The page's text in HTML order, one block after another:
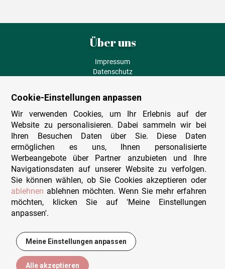
13,95 €
Über uns
Impressum
Datenschutz
Versand und Lieferung
Zahlungsarten
Herstellungsland
Widerruf
Sitemap
Beratung & Support
Wir sind persönlich erreichbar
+49 (0)341 4912 210
Kontakt-Formular
Cookie-Einstellungen anpassen
Wir verwenden Cookies, um Ihr Erlebnis auf der
Website zu personalisieren. Dabei sammeln wir bei
Ihren Besuchen Daten über Sie. Diese Daten
ermöglichen es uns, Ihnen personalisierte
Werbeangebote über Partner anzubieten und Ihre
Navigationsdaten auf unserer Website zu verfolgen.
Sie können wählen, ob Sie Cookies akzeptieren oder
ablehnen ablehnen möchten. Wenn Sie mehr erfahren
möchten, klicken Sie auf 'Meine Einstellungen
anpassen'.
Meine Einstellungen anpassen
Alle akzeptieren